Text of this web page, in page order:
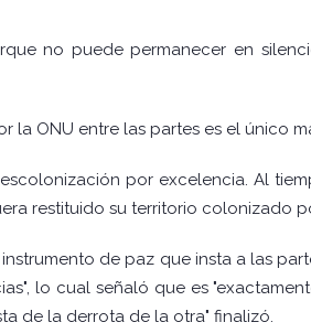
no puede permanecer en
ONU entre las partes es el único
por excelencia. Al
restituido su territorio colonizado
de paz que insta a las
lo cual señaló que es
de la derrota de la otra" finalizó.